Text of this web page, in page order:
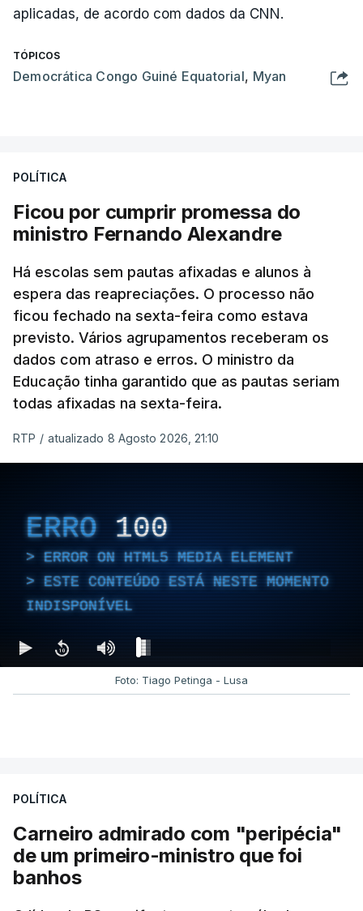
aplicadas, de acordo com dados da CNN.
TÓPICOS
Democrática Congo Guiné Equatorial, Myan
POLÍTICA
Ficou por cumprir promessa do
ministro Fernando Alexandre
Há escolas sem pautas afixadas e alunos à
espera das reapreciações. O processo não
ficou fechado na sexta-feira como estava
previsto. Vários agrupamentos receberam os
dados com atraso e erros. O ministro da
Educação tinha garantido que as pautas seriam
todas afixadas na sexta-feira.
RTP / atualizado 8 Agosto 2026, 21:10
ERRO 100
ERROR ON HTML5 MEDIA ELEMENT
ESTE CONTEÚDO ESTÁ NESTE MOMENTO
INDISPONÍVEL
Foto: Tiago Petinga - Lusa
POLÍTICA
Carneiro admirado com "peripécia"
de um primeiro-ministro que foi
banhos